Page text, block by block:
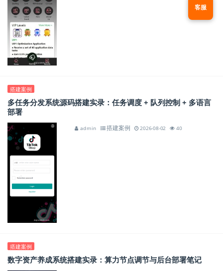
搭建案例
多任务分发系统源码搭建实录：任务调度 + 队列控制 + 多语言
部署
admin 搭建案例 2026-08-02 40
搭建案例
数字资产养成系统搭建实录：算力节点调节与后台部署笔记
客服